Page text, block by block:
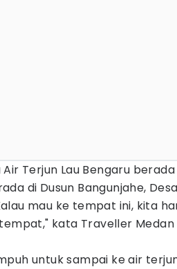
Terjun Lau Bengaru
di Dusun Bangunjahe,
mau ke tempat ini, kita
kata Traveller
untuk sampai ke air